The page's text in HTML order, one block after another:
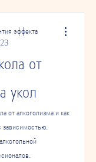
эффекта
от
укол
от алкоголизма и как
зависимостью.